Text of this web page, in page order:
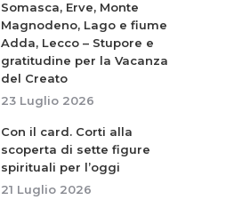
Somasca, Erve, Monte
Magnodeno, Lago e fiume
Adda, Lecco – Stupore e
gratitudine per la Vacanza
del Creato
23 Luglio 2026
Con il card. Corti alla
scoperta di sette figure
spirituali per l’oggi
21 Luglio 2026